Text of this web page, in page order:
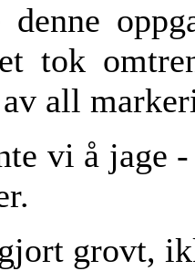
tok
all
vi å jage
grovt,